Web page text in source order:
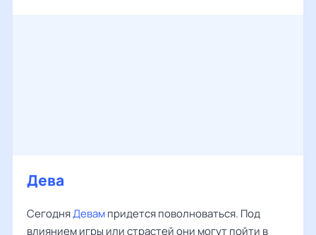
Дева
СегодняДевампридется поволноваться. Под
влиянием игры или страстей они могут пойти в